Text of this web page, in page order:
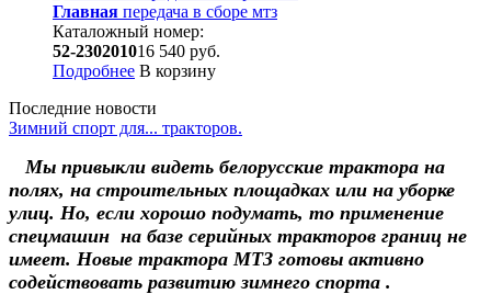
Главная передача в сборе мтз
Каталожный номер:
52-230201016 540 руб.
Подробнее В корзину
Последние новости
Зимний спорт для... тракторов.
Мы привыкли видеть белорусские трактора на
полях, на строительных площадках или на уборке
улиц. Но, если хорошо подумать, то применение
спецмашин на базе серийных тракторов границ не
имеет. Новые трактора МТЗ готовы активно
содействовать развитию зимнего спорта .